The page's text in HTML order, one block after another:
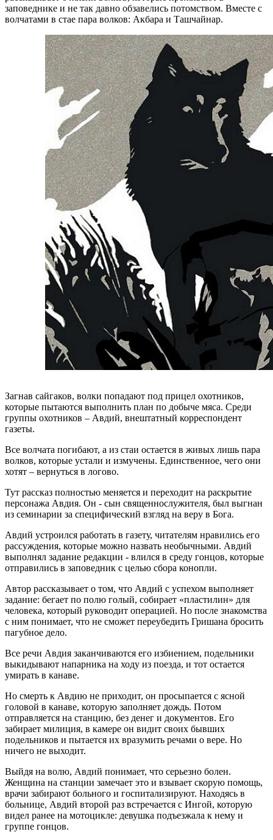
заповеднике и не так давно обзавелись потомством. Вместе с
волчатами в стае пара волков: Акбара и Ташчайнар.
Загнав сайгаков, волки попадают под прицел охотников,
которые пытаются выполнить план по добыче мяса. Среди
группы охотников – Авдий, внештатный корреспондент
газеты.
Все волчата погибают, а из стаи остается в живых лишь пара
волков, которые устали и измучены. Единственное, чего они
хотят – вернуться в логово.
Тут рассказ полностью меняется и переходит на раскрытие
персонажа Авдия. Он - сын священнослужителя, был выгнан
из семинарии за специфический взгляд на веру в Бога.
Авдий устроился работать в газету, читателям нравились его
рассуждения, которые можно назвать необычными. Авдий
выполнял задание редакции - влился в среду гонцов, которые
отправились в заповедник с целью сбора конопли.
Автор рассказывает о том, что Авдий с успехом выполняет
задание: бегает по полю голый, собирает «пластилин» для
человека, который руководит операцией. Но после знакомства
с ним понимает, что не сможет переубедить Гришана бросить
пагубное дело.
Все речи Авдия заканчиваются его избиением, подельники
выкидывают напарника на ходу из поезда, и тот остается
умирать в канаве.
Но смерть к Авдию не приходит, он просыпается с ясной
головой в канаве, которую заполняет дождь. Потом
отправляется на станцию, без денег и документов. Его
забирает милиция, в камере он видит своих бывших
подельников и пытается их вразумить речами о вере. Но
ничего не выходит.
Выйдя на волю, Авдий понимает, что серьезно болен.
Женщина на станции замечает это и взывает скорую помощь,
врачи забирают больного и госпитализируют. Находясь в
больнице, Авдий второй раз встречается с Ингой, которую
видел ранее на мотоцикле: девушка подъезжала к нему и
группе гонцов.